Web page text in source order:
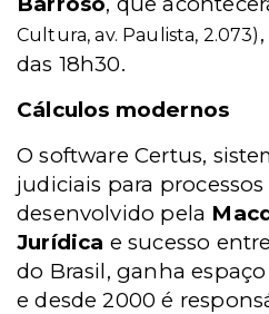
Cultura, av. Paulista, 2.073)
das 18h30.
Cálculos modernos
O software Certus,
judiciais para processos
desenvolvido pela
Jurídica e sucesso
do Brasil, ganha
e desde 2000 é